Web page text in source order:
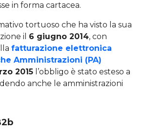
in forma cartacea.
tortuoso che ha visto la sua
il 6 giugno 2014, con
fatturazione elettronica
Amministrazioni (PA)
2015 l’obbligo è stato esteso a
anche le amministrazioni